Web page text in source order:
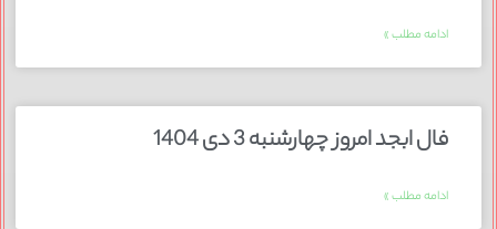
ادامه مطلب »
فال ابجد امروز چهارشنبه 3 دی 1404
ادامه مطلب »